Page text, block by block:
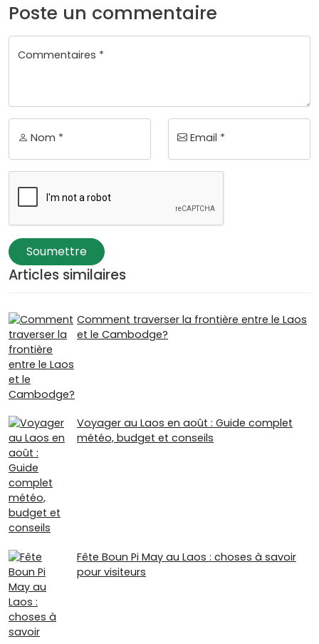
Poste un commentaire
Commentaires *
Nom * Email *
Soumettre
Articles similaires
Comment traverser la frontière entre le Laos
et le Cambodge?
Voyager au Laos en août : Guide complet
météo, budget et conseils
Fête Boun Pi May au Laos : choses à savoir
pour visiteurs